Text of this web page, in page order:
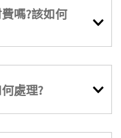
嗎?該如何
處理?